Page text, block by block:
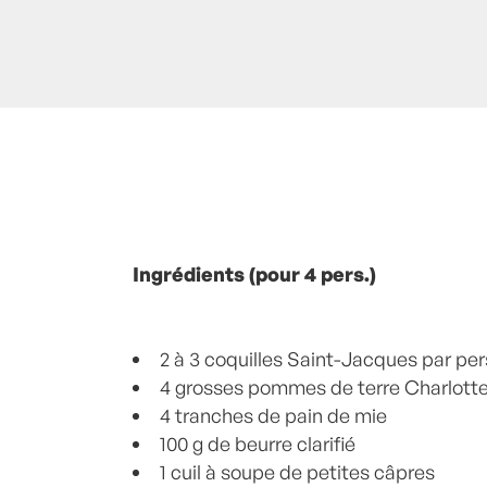
Posté à 11:15hin- NOEL -,Saint-Jacques
Ingrédients (pour 4 pers.)
2 à 3 coquilles Saint-Jacques par
4 grosses pommes de terre
4 tranches de pain de mie
100 g de beurre clarifié
1 cuil à soupe de petites câpres